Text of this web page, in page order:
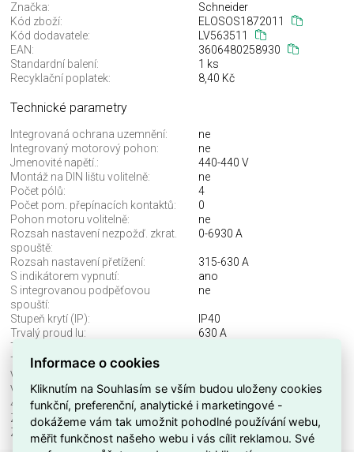
Značka:
Schneider
Kód zboží:
ELOSOS1872011
Kód dodavatele:
LV563511
EAN:
3606480258930
Standardní balení:
1 ks
Recyklační poplatek:
8,40 Kč
Technické parametry
Integrovaná ochrana uzemnění:
ne
Integrovaný motorový pohon:
ne
Jmenovité napětí.:
440-440 V
Montáž na DIN lištu volitelně:
ne
Počet pólů:
4
Počet pom. přepínacích kontaktů:
0
Pohon motoru volitelně:
ne
Rozsah nastavení nezpožď. zkrat.
spouště:
0-6930 A
Rozsah nastavení přetížení:
315-630 A
S indikátorem vypnutí:
ano
S integrovanou podpěťovou
spouští:
ne
Stupeň krytí (IP):
IP40
Trvalý proud Iu:
630 A
Typ elektr. připoj. hlavního obvodu:
Typ ovládacího prvku:
Vhodné pro montáž na DIN lištu:
Vyp. zkrat. schopnost lcu
400V,50Hz:
50 kA
Zařízení s ochrannou jednotkou:
ano
Ztrátový výkon:
53,8 W
Informace o cookies
Kliknutím na Souhlasím se vším budou uloženy cookies
funkční, preferenční, analytické i marketingové -
dokážeme vám tak umožnit pohodlné používání webu,
měřit funkčnost našeho webu i vás cílit reklamou. Své